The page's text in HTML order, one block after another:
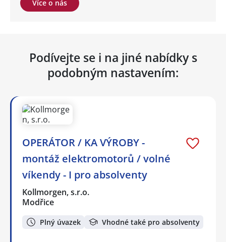
Více o nás
Podívejte se i na jiné nabídky s
podobným nastavením:
OPERÁTOR / KA VÝROBY -
montáž elektromotorů / volné
víkendy - I pro absolventy
Kollmorgen, s.r.o.
Modřice
Plný úvazek Vhodné také pro absolventy